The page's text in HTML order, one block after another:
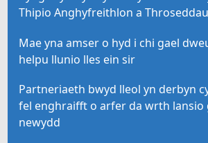
Thipio Anghyfreithlon a
Mae yna amser o hyd i chi gael
helpu llunio lles ein sir
Partneriaeth bwyd lleol yn derbyn
fel enghraifft o arfer da wrth lansio
newydd